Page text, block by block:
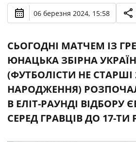
06 березня 2024, 15:58
СЬОГОДНІ МАТЧЕМ ІЗ
ЮНАЦЬКА ЗБІРНА
(ФУТБОЛІСТИ НЕ СТАРШІ
НАРОДЖЕННЯ)
В ЕЛІТ-РАУНДІ ВІДБОРУ
СЕРЕД ГРАВЦІВ ДО 17-ТИ